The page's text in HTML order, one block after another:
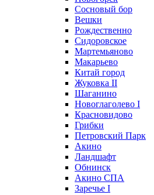
Сосновый бор
Вешки
Рождественно
Сидоровское
Мартемьяново
Макарьево
Китай город
Жуковка II
Шаганино
Новоглаголево I
Красновидово
Грибки
Петровский Парк
Акино
Ландшафт
Обнинск
Акино СПА
Заречье I